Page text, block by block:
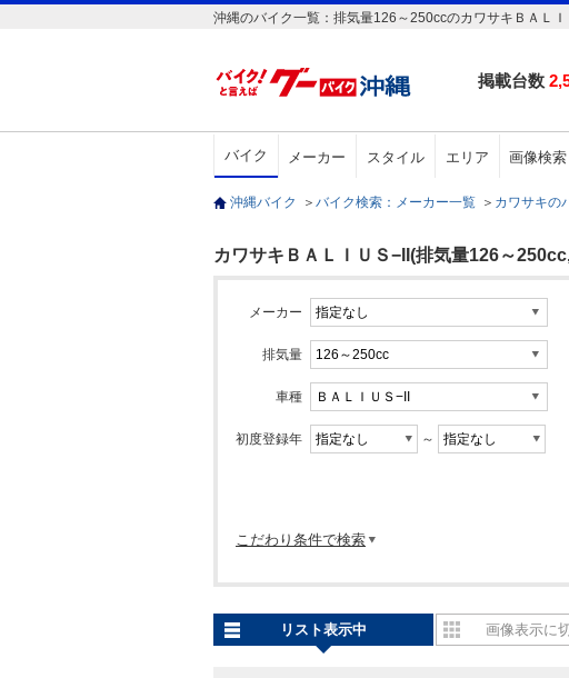
沖縄のバイク一覧：排気量126～250ccのカワサキＢＡＬ
掲載台数
バイク メーカー スタイル エリア 画像検索
沖縄バイク ＞ バイク検索：メーカー一覧 ＞ カワサキの
カワサキＢＡＬＩＵＳ−II(排気量126～
メーカー
排気量
車種
初度登録年 ～
こだわり条件で検索
リスト表示中 画像表示に